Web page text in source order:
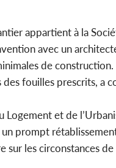
appartient à la
avec un
de
fouilles prescrits, a
et de
prompt
sur les circonstances